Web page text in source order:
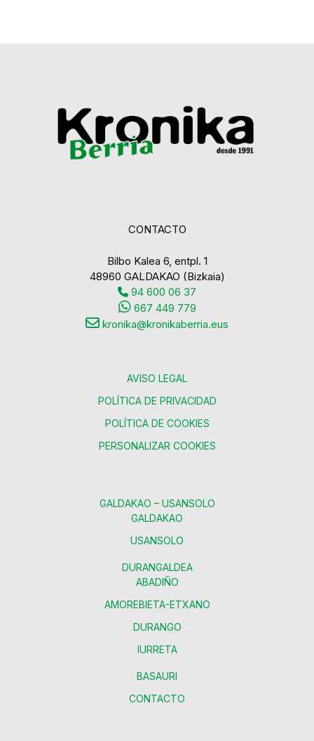
CONTACTO
Bilbo Kalea 6, entpl. 1
48960 GALDAKAO (Bizkaia)
94 600 06 37
667 449 779
kronika@kronikaberria.eus
AVISO LEGAL
POLÍTICA DE PRIVACIDAD
POLÍTICA DE COOKIES
PERSONALIZAR COOKIES
GALDAKAO – USANSOLO
GALDAKAO
USANSOLO
DURANGALDEA
ABADIÑO
AMOREBIETA-ETXANO
DURANGO
IURRETA
BASAURI
CONTACTO